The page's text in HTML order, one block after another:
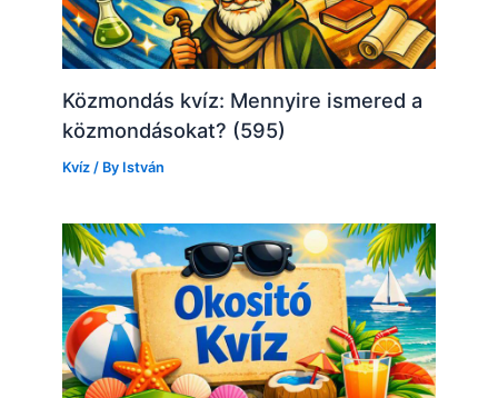
Közmondás kvíz: Mennyire ismered a
közmondásokat? (595)
Kvíz / By István